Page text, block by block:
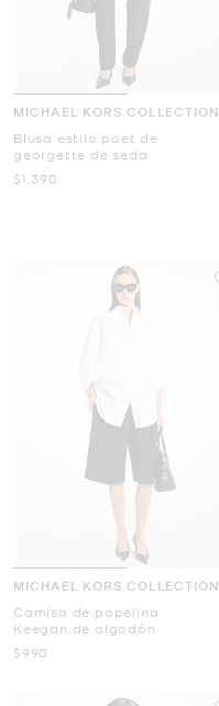
MICHAEL KORS COLLECTION
Blusa estilo poet de
georgette de seda
Ahora
$1,390
MICHAEL KORS COLLECTION
Camisa de popelina
Keegan de algodón
Ahora
$990